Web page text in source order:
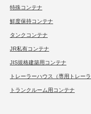
特殊コンテナ
鮮度保持コンテナ
タンクコンテナ
JR私有コンテナ
JIS規格建築用コンテナ
トレーラーハウス（専用トレー
トランクルーム用コンテナ